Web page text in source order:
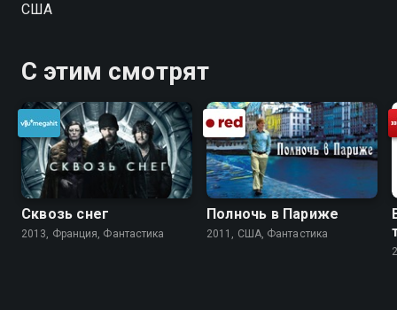
США
С этим смотрят
Сквозь снег
2013, Франция, Фантастика
Полночь в Париже
2011, США, Фантастика